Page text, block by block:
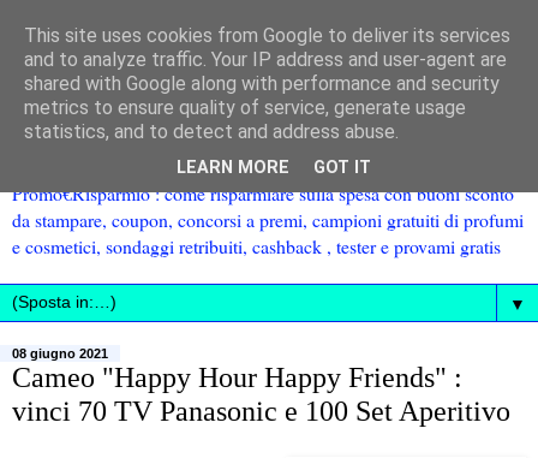
Promo€Risparmio : come risparmiare sulla spesa con buoni sconto
da stampare, coupon, concorsi a premi, campioni gratuiti di profumi
e cosmetici, sondaggi retribuiti, cashback , tester e provami gratis
▼
08 giugno 2021
Cameo "Happy Hour Happy Friends" :
vinci 70 TV Panasonic e 100 Set Aperitivo
This site uses cookies from Google to deliver its services
and to analyze traffic. Your IP address and user-agent are
shared with Google along with performance and security
metrics to ensure quality of service, generate usage
statistics, and to detect and address abuse.
LEARN MORE GOT IT